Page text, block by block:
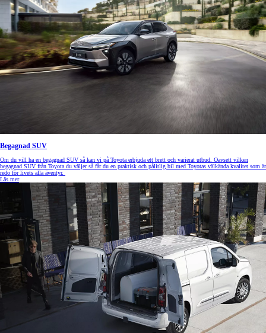
Begagnad SUV
Om du vill ha en begagnad SUV så kan vi på Toyota erbjuda ett brett och varierat utbud. Oavsett vilken
begagnad SUV från Toyota du väljer så får du en praktisk och pålitlig bil med Toyotas välkända kvalitet som är
redo för livets alla äventyr.
Läs mer